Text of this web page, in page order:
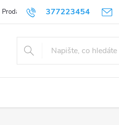
377223454
Prodávané značky